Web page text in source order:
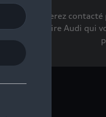
Vous serez
Partenaire Audi qui